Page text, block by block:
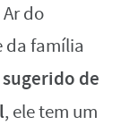
do
da família
de
, ele tem um